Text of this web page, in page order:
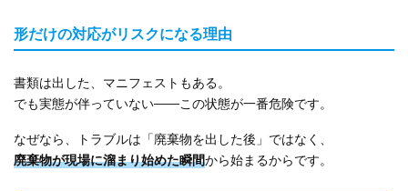
形だけの対応がリスクになる理由
書類は出した、マニフェストもある。
でも実態が伴っていない——この状態が一番危険です。
なぜなら、トラブルは「廃棄物を出した後」ではなく、
廃棄物が現場に溜まり始めた瞬間から始まるからです。